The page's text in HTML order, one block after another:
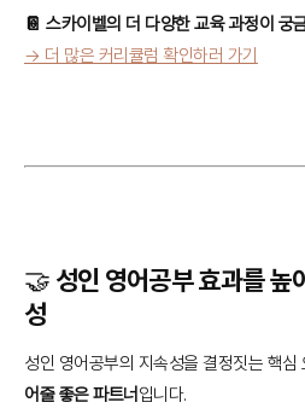
📔 스카이벨의 더 다양한 교육 과정이 궁
→ 더 많은 커리큘럼 확인하러 가기
🤝 성인 영어공부 효과를 높
성
성인 영어공부의 지속성을 결정짓는 핵
어줄 좋은 파트너 입니다.